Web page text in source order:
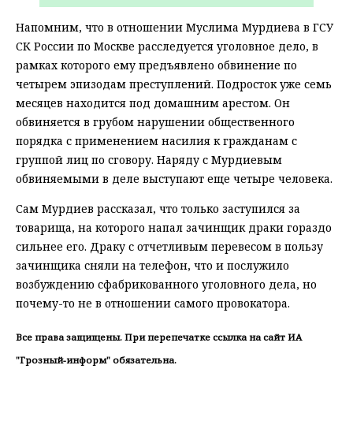
Напомним, что в отношении Муслима Мурдиева в ГСУ
СК России по Москве расследуется уголовное дело, в
рамках которого ему предъявлено обвинение по
четырем эпизодам преступлений. Подросток уже семь
месяцев находится под домашним арестом. Он
обвиняется в грубом нарушении общественного
порядка с применением насилия к гражданам с
группой лиц по сговору. Наряду с Мурдиевым
обвиняемыми в деле выступают еще четыре человека.
Сам Мурдиев рассказал, что только заступился за
товарища, на которого напал зачинщик драки гораздо
сильнее его. Драку с отчетливым перевесом в пользу
зачинщика сняли на телефон, что и послужило
возбуждению сфабрикованного уголовного дела, но
почему-то не в отношении самого провокатора.
Все права защищены. При перепечатке ссылка на сайт ИА
"Грозный-информ" обязательна.